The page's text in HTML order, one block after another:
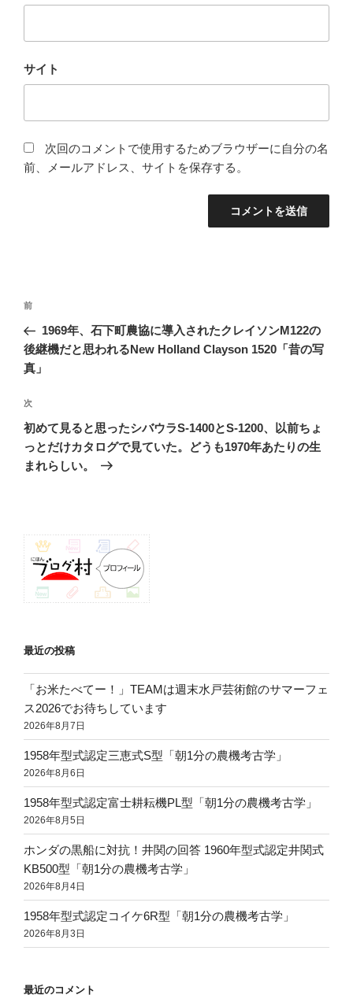
サイト
次回のコメントで使用するためブラウザーに自分の名
前、メールアドレス、サイトを保存する。
投
ナ
ビ
ー
シ
ョ
ン
前
の
投
稿
前
1969年、石下町農協に導入されたクレイソンM122の
後継機だと思われるNew Holland Clayson 1520「昔の写
真」
次
の
稿
次
初めて見ると思ったシバウラS-1400とS-1200、以前ちょ
っとだけカタログで見ていた。どうも1970年あたりの生
まれらしい。
最近の投稿
「お米たべてー！」TEAMは週末水戸芸術館のサマーフェ
ス2026でお待ちしています
2026年8月7日
1958年型式認定三恵式S型「朝1分の農機考古学」
2026年8月6日
1958年型式認定富士耕耘機PL型「朝1分の農機考古学」
2026年8月5日
ホンダの黒船に対抗！井関の回答 1960年型式認定井関式
KB500型「朝1分の農機考古学」
2026年8月4日
1958年型式認定コイケ6R型「朝1分の農機考古学」
2026年8月3日
最近のコメント